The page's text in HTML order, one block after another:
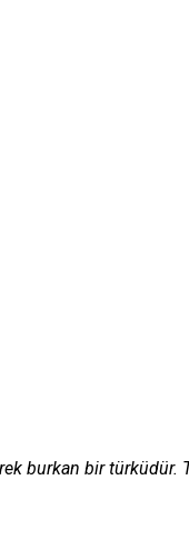
burkan bir türküdür.